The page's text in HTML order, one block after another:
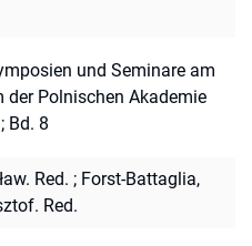
und Seminare am
Polnischen Akademie
Bd. 8
Red. ; Forst-Battaglia,
Red.